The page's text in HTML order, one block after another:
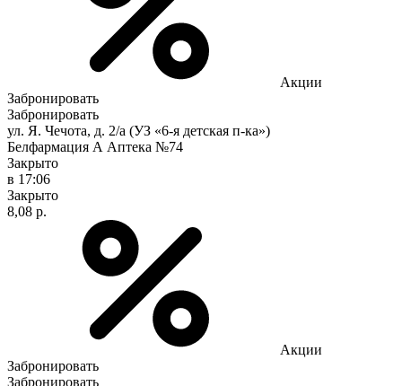
Акции
Забронировать
Забронировать
ул. Я. Чечота, д. 2/а (УЗ «6-я детская п-ка»)
Белфармация А Аптека №74
Закрыто
в 17:06
Закрыто
8,08 р.
Акции
Забронировать
Забронировать